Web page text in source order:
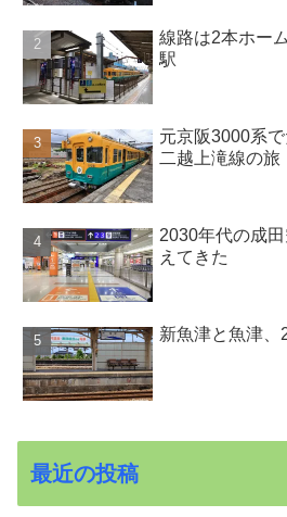
線路は2本ホー
駅
元京阪3000系
二越上滝線の旅
2030年代の成
えてきた
新魚津と魚津、
最近の投稿